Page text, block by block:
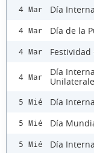
4 Mar Día
4 Mar Día de la
4 Mar Festividad
4 Mar
Día
5 Mié Día
5 Mié Día
5 Mié Día